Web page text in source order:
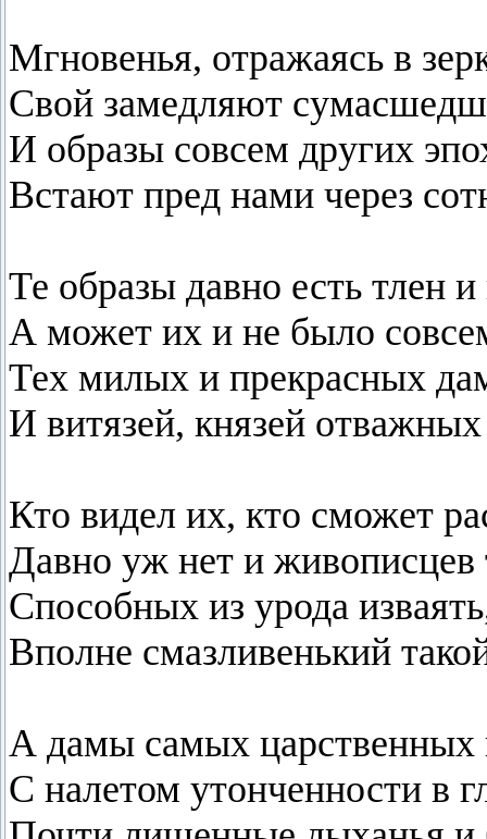
Мгновенья, отражаясь в
Свой замедляют
И образы совсем других
Встают пред нами через
Те образы давно есть тлен
А может их и не было
Тех милых и прекрасных
И витязей, князей отважных
Кто видел их, кто сможет
Давно уж нет и живописцев
Способных из урода
Вполне смазливенький
А дамы самых царственных
С налетом утонченности в